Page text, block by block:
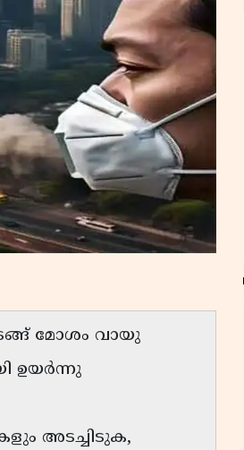
മോശം വായു
ഉയര്‍ന്നു
അടച്ചിടുക,